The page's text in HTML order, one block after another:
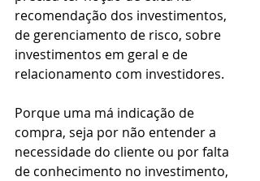
recomendação dos investimentos,
de gerenciamento de risco, sobre
investimentos em geral e de
relacionamento com investidores.
Porque uma má indicação de
compra, seja por não entender a
necessidade do cliente ou por falta
de conhecimento no investimento,